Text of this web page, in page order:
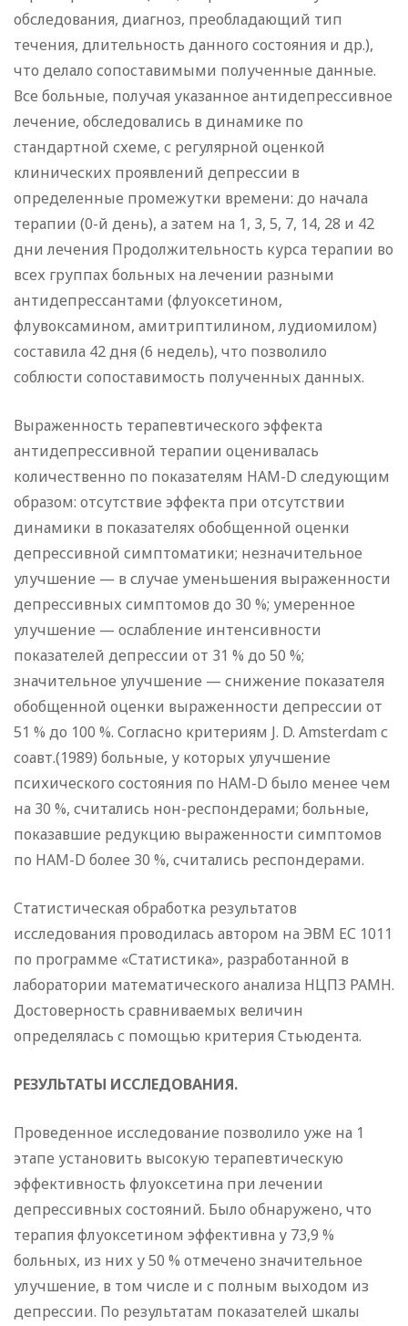
обследования, диагноз, преобладающий тип
течения, длительность данного состояния и др.),
что делало сопоставимыми полученные данные.
Все больные, получая указанное антидепрессивное
лечение, обследовались в динамике по
стандартной схеме, с регулярной оценкой
клинических проявлений депрессии в
определенные промежутки времени: до начала
терапии (0-й день), а затем на 1, 3, 5, 7, 14, 28 и 42
дни лечения Продолжительность курса терапии во
всех группах больных на лечении разными
антидепрессантами (флуоксетином,
флувоксамином, амитриптилином, лудиомилом)
составила 42 дня (6 недель), что позволило
соблюсти сопоставимость полученных данных.
Выраженность терапевтического эффекта
антидепрессивной терапии оценивалась
количественно по показателям HAM-D следующим
образом: отсутствие эффекта при отсутствии
динамики в показателях обобщенной оценки
депрессивной симптоматики; незначительное
улучшение — в случае уменьшения выраженности
депрессивных симптомов до 30 %; умеренное
улучшение — ослабление интенсивности
показателей депрессии от 31 % до 50 %;
значительное улучшение — снижение показателя
обобщенной оценки выраженности депрессии от
51 % до 100 %. Согласно критериям J. D. Amsterdam с
соавт.(1989) больные, у которых улучшение
психического состояния по HAM-D было менее чем
на 30 %, считались нон-респондерами; больные,
показавшие редукцию выраженности симптомов
по HAM-D более 30 %, считались респондерами.
Статистическая обработка результатов
исследования проводилась автором на ЭВМ ЕС 1011
по программе «Статистика», разработанной в
лаборатории математического анализа НЦПЗ РАМН.
Достоверность сравниваемых величин
определялась с помощью критерия Стьюдента.
РЕЗУЛЬТАТЫ ИССЛЕДОВАНИЯ.
Проведенное исследование позволило уже на 1
этапе установить высокую терапевтическую
эффективность флуоксетина при лечении
депрессивных состояний. Было обнаружено, что
терапия флуоксетином эффективна у 73,9 %
больных, из них у 50 % отмечено значительное
улучшение, в том числе и с полным выходом из
депрессии. По результатам показателей шкалы